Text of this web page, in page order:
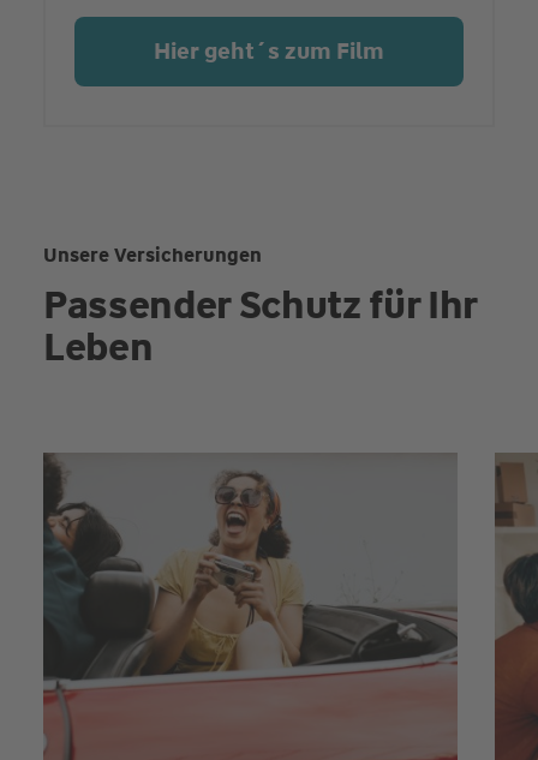
Hier geht´s zum Film
Unsere Versicherungen
Passender Schutz für Ihr
Leben